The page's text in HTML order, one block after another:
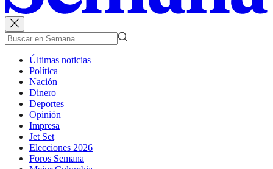
Últimas noticias
Política
Nación
Dinero
Deportes
Opinión
Impresa
Jet Set
Elecciones 2026
Foros Semana